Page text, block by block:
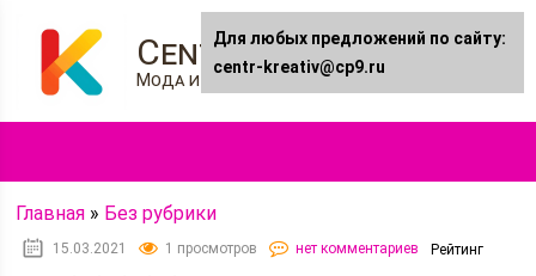
Centr-kreativ.ru
Мода и Стиль
Главная » Без рубрики
15.03.2021 1 просмотров нет комментариев Рейтинг
Для любых предложений по сайту:
centr-kreativ@cp9.ru